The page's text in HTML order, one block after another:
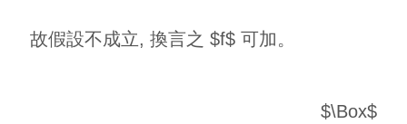
故假設不成立, 換言之 $f$ 可加。
$\Box$